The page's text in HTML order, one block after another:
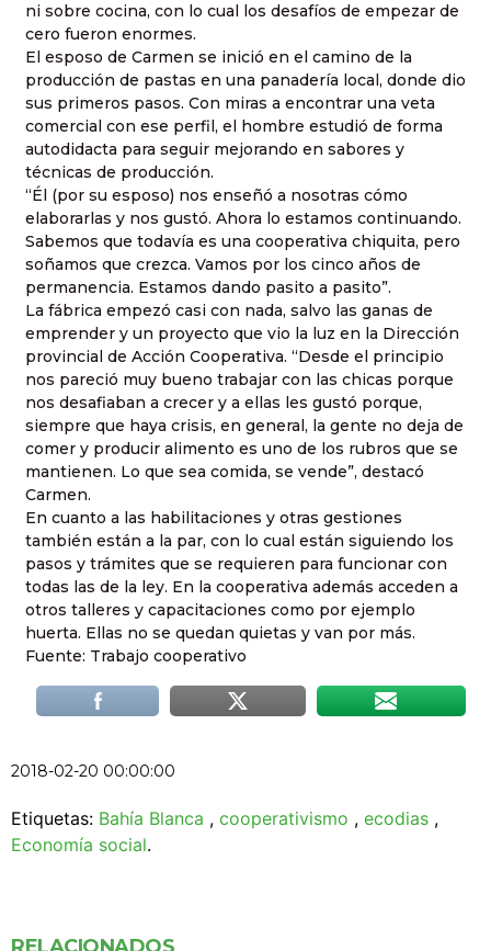
ni sobre cocina, con lo cual los desafíos de empezar de
cero fueron enormes.
El esposo de Carmen se inició en el camino de la
producción de pastas en una panadería local, donde dio
sus primeros pasos. Con miras a encontrar una veta
comercial con ese perfil, el hombre estudió de forma
autodidacta para seguir mejorando en sabores y
técnicas de producción.
“Él (por su esposo) nos enseñó a nosotras cómo
elaborarlas y nos gustó. Ahora lo estamos continuando.
Sabemos que todavía es una cooperativa chiquita, pero
soñamos que crezca. Vamos por los cinco años de
permanencia. Estamos dando pasito a pasito”.
La fábrica empezó casi con nada, salvo las ganas de
emprender y un proyecto que vio la luz en la Dirección
provincial de Acción Cooperativa. “Desde el principio
nos pareció muy bueno trabajar con las chicas porque
nos desafiaban a crecer y a ellas les gustó porque,
siempre que haya crisis, en general, la gente no deja de
comer y producir alimento es uno de los rubros que se
mantienen. Lo que sea comida, se vende”, destacó
Carmen.
En cuanto a las habilitaciones y otras gestiones
también están a la par, con lo cual están siguiendo los
pasos y trámites que se requieren para funcionar con
todas las de la ley. En la cooperativa además acceden a
otros talleres y capacitaciones como por ejemplo
huerta. Ellas no se quedan quietas y van por más.
Fuente: Trabajo cooperativo
2018-02-20 00:00:00
Etiquetas: Bahía Blanca , cooperativismo , ecodias ,
Economía social.